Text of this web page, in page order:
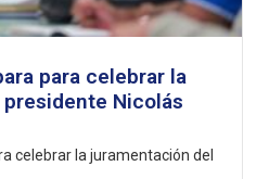
para celebrar la
Nicolás
celebrar la juramentación del